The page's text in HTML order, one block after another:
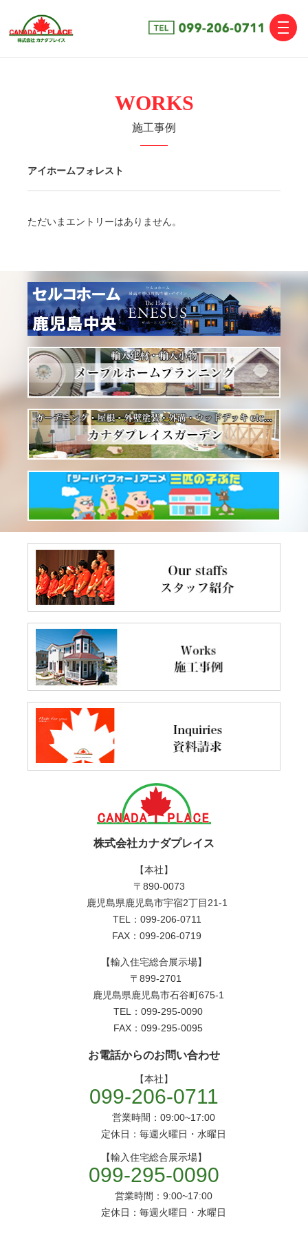
toggle
WORKS
施工事例
アイホームフォレスト
ただいまエントリーはありません。
株式会社カナダプレイス
【本社】
〒890-0073
鹿児島県鹿児島市宇宿2丁目21-1
TEL：099-206-0711
FAX：099-206-0719
【輸入住宅総合展示場】
〒899-2701
鹿児島県鹿児島市石谷町675-1
TEL：099-295-0090
FAX：099-295-0095
お電話からのお問い合わせ
【本社】
099-206-0711
営業時間：09:00~17:00
定休日：毎週火曜日・水曜日
【輸入住宅総合展示場】
099-295-0090
営業時間：9:00~17:00
定休日：毎週火曜日・水曜日